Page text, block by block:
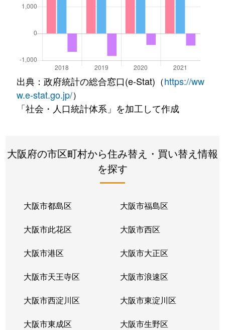
出典：政府統計の総合窓口(e-Stat)（https://ww
w.e-stat.go.jp/）
「社会・人口統計体系」を加工して作成
大阪府の市区町村から住み替え・買い替え情報
を探す
大阪市都島区 大阪市福島区
大阪市此花区 大阪市西区
大阪市港区 大阪市大正区
大阪市天王寺区 大阪市浪速区
大阪市西淀川区 大阪市東淀川区
大阪市東成区 大阪市生野区